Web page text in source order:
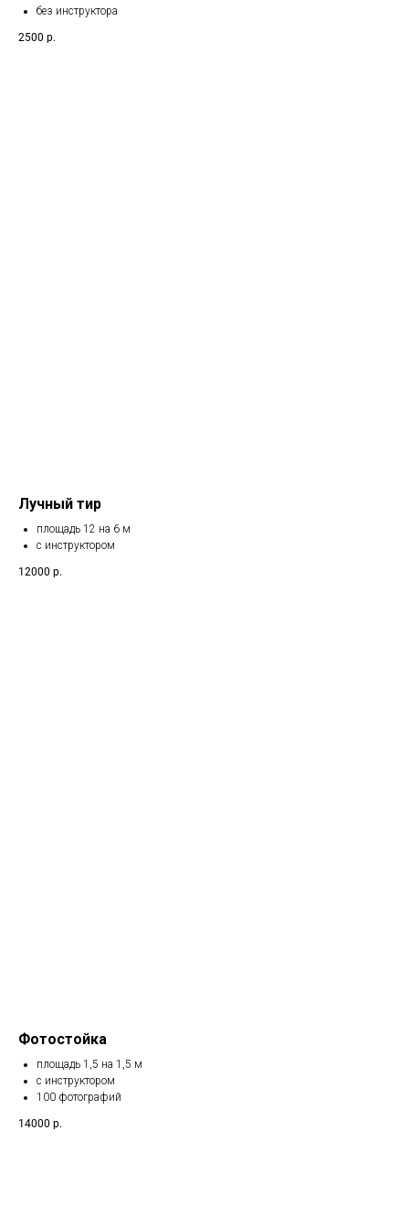
без инструктора
2500 р.
Лучный тир
площадь 12 на 6 м
с инструктором
12000 р.
Фотостойка
площадь 1,5 на 1,5 м
с инструктором
100 фотографий
14000 р.